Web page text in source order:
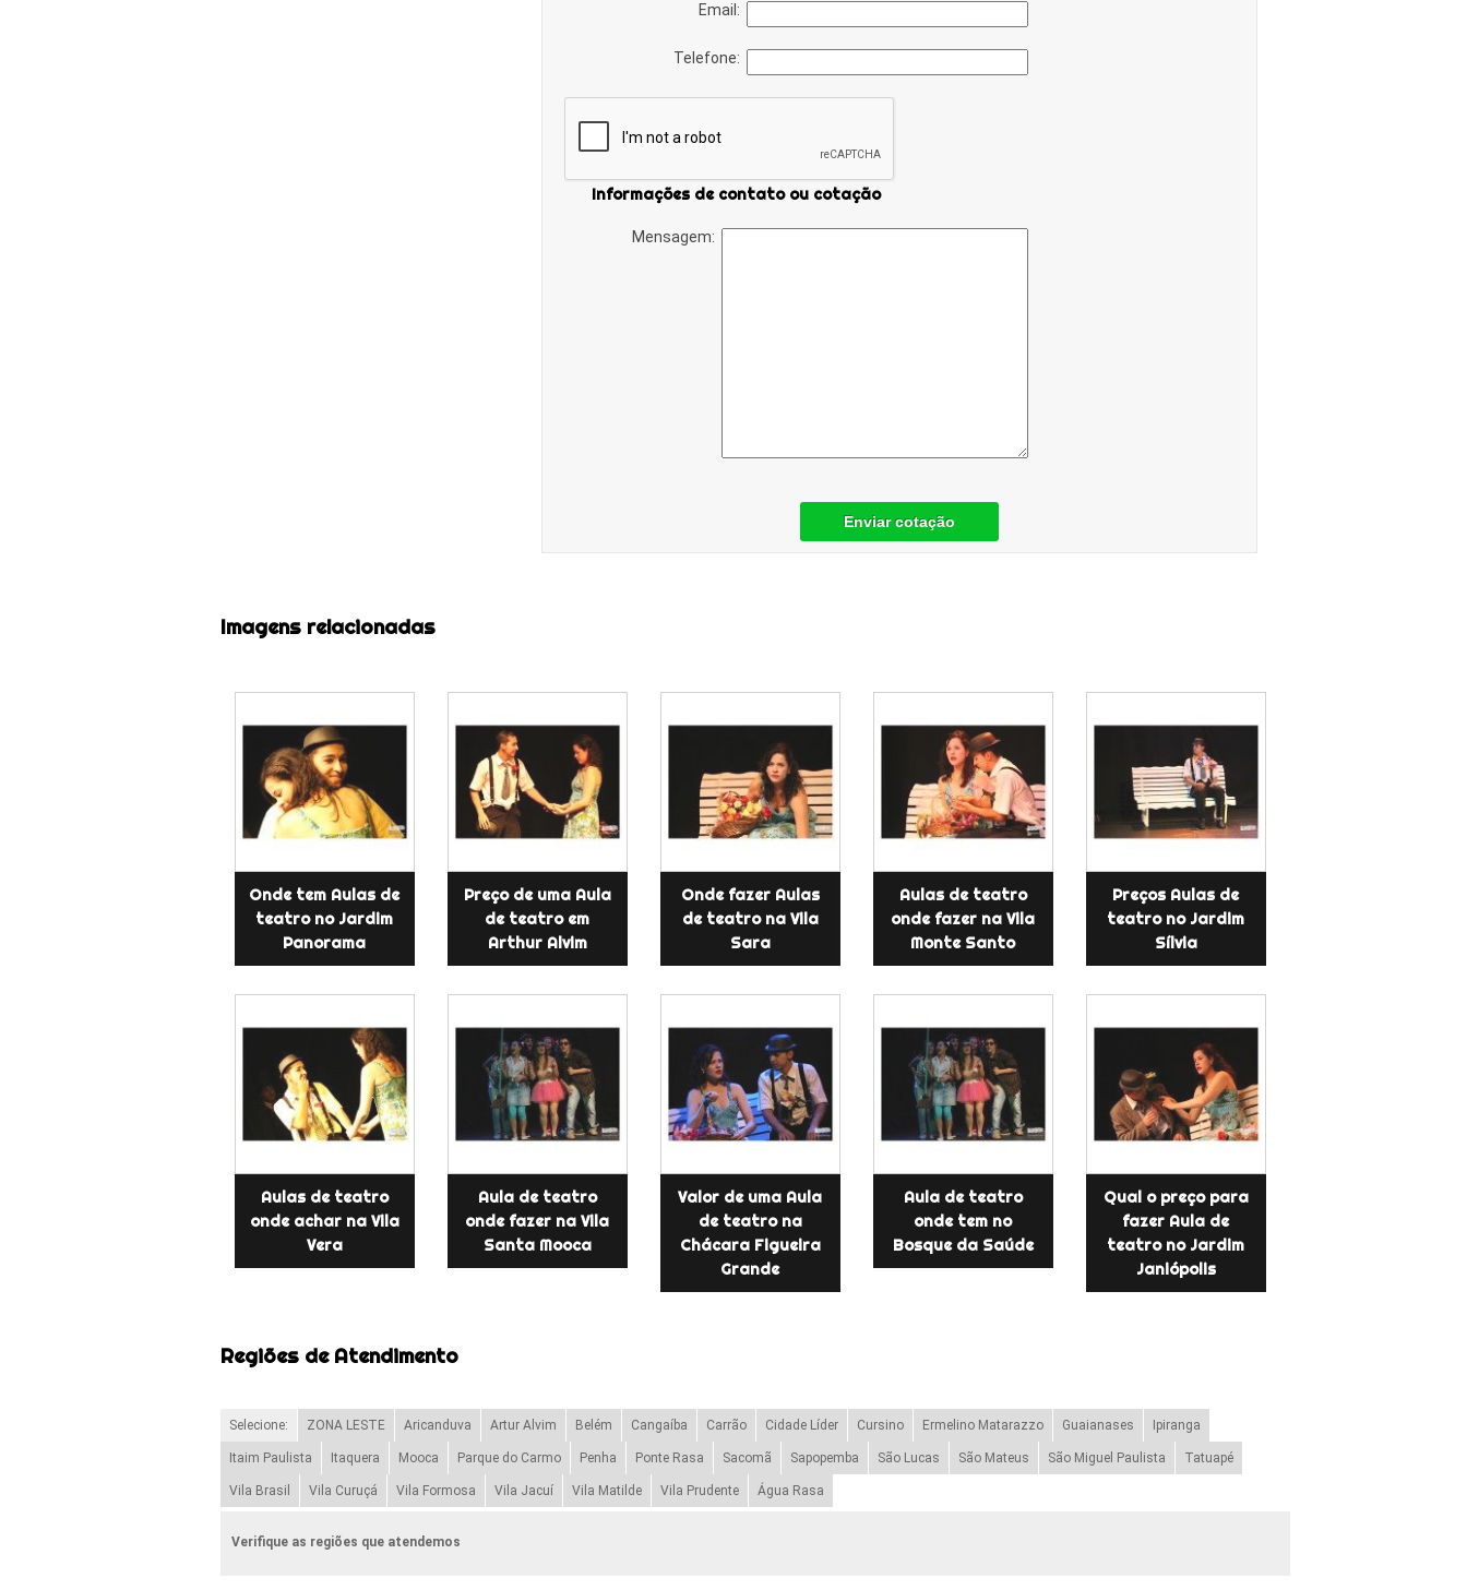
Email:
Telefone:
Informações de contato ou cotação
Mensagem:
Enviar cotação
Imagens relacionadas
Onde tem Aulas de
teatro no Jardim
Panorama
Preço de uma Aula
de teatro em
Arthur Alvim
Onde fazer Aulas
de teatro na Vila
Sara
Aulas de teatro
onde fazer na Vila
Monte Santo
Preços Aulas de
teatro no Jardim
Sílvia
Aulas de teatro
onde achar na Vila
Vera
Aula de teatro
onde fazer na Vila
Santa Mooca
Valor de uma Aula
de teatro na
Chácara Figueira
Grande
Aula de teatro
onde tem no
Bosque da Saúde
Qual o preço para
fazer Aula de
teatro no Jardim
Janiópolis
Regiões de Atendimento
Selecione: ZONA LESTE Aricanduva Artur Alvim Belém Cangaíba Carrão Cidade Líder Cursino Ermelino Matarazzo Guaianases Ipiranga
Itaim Paulista Itaquera Mooca Parque do Carmo Penha Ponte Rasa Sacomã Sapopemba São Lucas São Mateus São Miguel Paulista Tatuapé
Vila Brasil Vila Curuçá Vila Formosa Vila Jacuí Vila Matilde Vila Prudente Água Rasa
Verifique as regiões que atendemos